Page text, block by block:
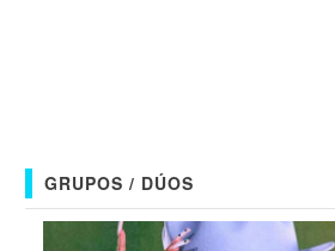
GRUPOS / DÚOS